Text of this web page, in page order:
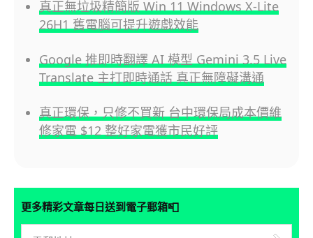
真正無垃圾精簡版 Win 11 Windows X-Lite
26H1 舊電腦可提升遊戲效能
Google 推即時翻譯 AI 模型 Gemini 3.5 Live
Translate 主打即時通話 真正無障礙溝通
真正環保，只修不買新 台中環保局成本價維
修家電 $12 整好家電獲市民好評
更多精彩文章每日送到電子郵箱📮